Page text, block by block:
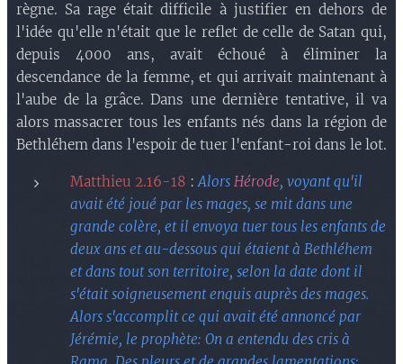
règne. Sa rage était difficile à justifier en dehors de
l'idée qu'elle n'était que le reflet de celle de Satan qui,
depuis 4000 ans, avait échoué à éliminer la
descendance de la femme, et qui arrivait maintenant à
l'aube de la grâce. Dans une dernière tentative, il va
alors massacrer tous les enfants nés dans la région de
Bethléhem dans l'espoir de tuer l'enfant-roi dans le lot.
Matthieu 2.16-18 :Alors Hérode, voyant qu'il
avait été joué par les mages, se mit dans une
grande colère, et il envoya tuer tous les enfants de
deux ans et au-dessous qui étaient à Bethléhem
et dans tout son territoire, selon la date dont il
s'était soigneusement enquis auprès des mages.
Alors s'accomplit ce qui avait été annoncé par
Jérémie, le prophète: On a entendu des cris à